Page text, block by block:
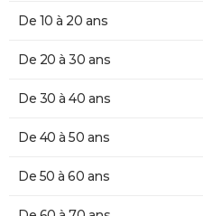
De 10 à 20 ans
De 20 à 30 ans
De 30 à 40 ans
De 40 à 50 ans
De 50 à 60 ans